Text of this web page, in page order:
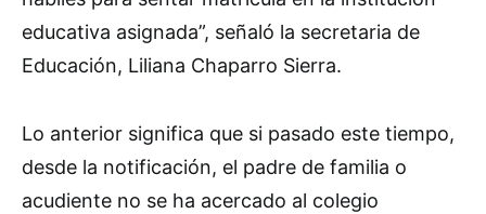
educativa asignada”, señaló la secretaria de
Educación, Liliana Chaparro Sierra.
Lo anterior significa que si pasado este tiempo,
desde la notificación, el padre de familia o
acudiente no se ha acercado al colegio